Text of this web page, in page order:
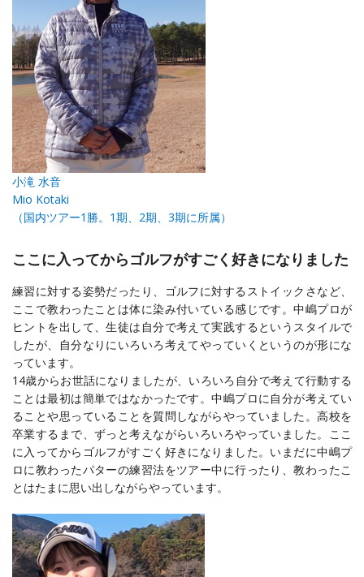
小滝 水音
Mio Kotaki
（国内ツアー1勝。1期、2期、3期に所属）
ここに入ってからゴルフがすごく好きになりました
練習に対する姿勢だったり、ゴルフに対するストイックさなど、
ここで教わったことは体に染み付いている感じです。中嶋プロが
ヒントを出して、生徒は自分で考えて実践するというスタイルで
したが、自分なりにいろいろ考えてやっていくというのが形にな
っています。
14歳からお世話になりましたが、いろいろ自分で考えて行動する
ことは最初は簡単ではなかったです。中嶋プロに自分が考えてい
ることや思っていることを質問しながらやっていました。高校を
卒業するまで、ずっと考えながらいろいろやっていました。ここ
に入ってからゴルフがすごく好きになりました。いまだに中嶋プ
ロに教わったパターの練習法をツアー中に行ったり、教わったこ
とはたまに思い出しながらやっています。